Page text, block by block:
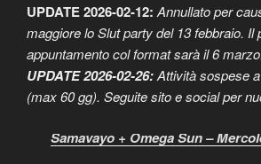
UPDATE 2026-02-12: Annullato per
maggiore lo Slut party del 13 febbraio. Il
appuntamento col format sarà il 6
UPDATE 2026-02-26:Attività sospese
(max 60 gg). Seguite sito e social per
Samavayo + Omega Sun –